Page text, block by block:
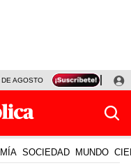
DE AGOSTO TINKA RESULTADOS
SOCIEDAD MUNDO